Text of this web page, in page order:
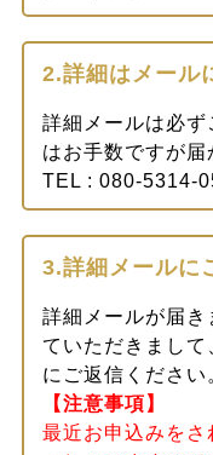
2.詳細はメール
詳細メールは必
はお手数ですが届
TEL : 080-5314-
3.詳細メールに
詳細メールが届き
ていただきまし
にご返信ください
【注意事項】
最近お申込みをさ